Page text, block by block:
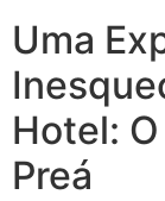
Uma
Hotel:
Preá